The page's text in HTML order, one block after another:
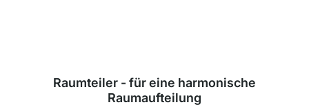
Raumteiler - für eine harmonische
Raumaufteilung